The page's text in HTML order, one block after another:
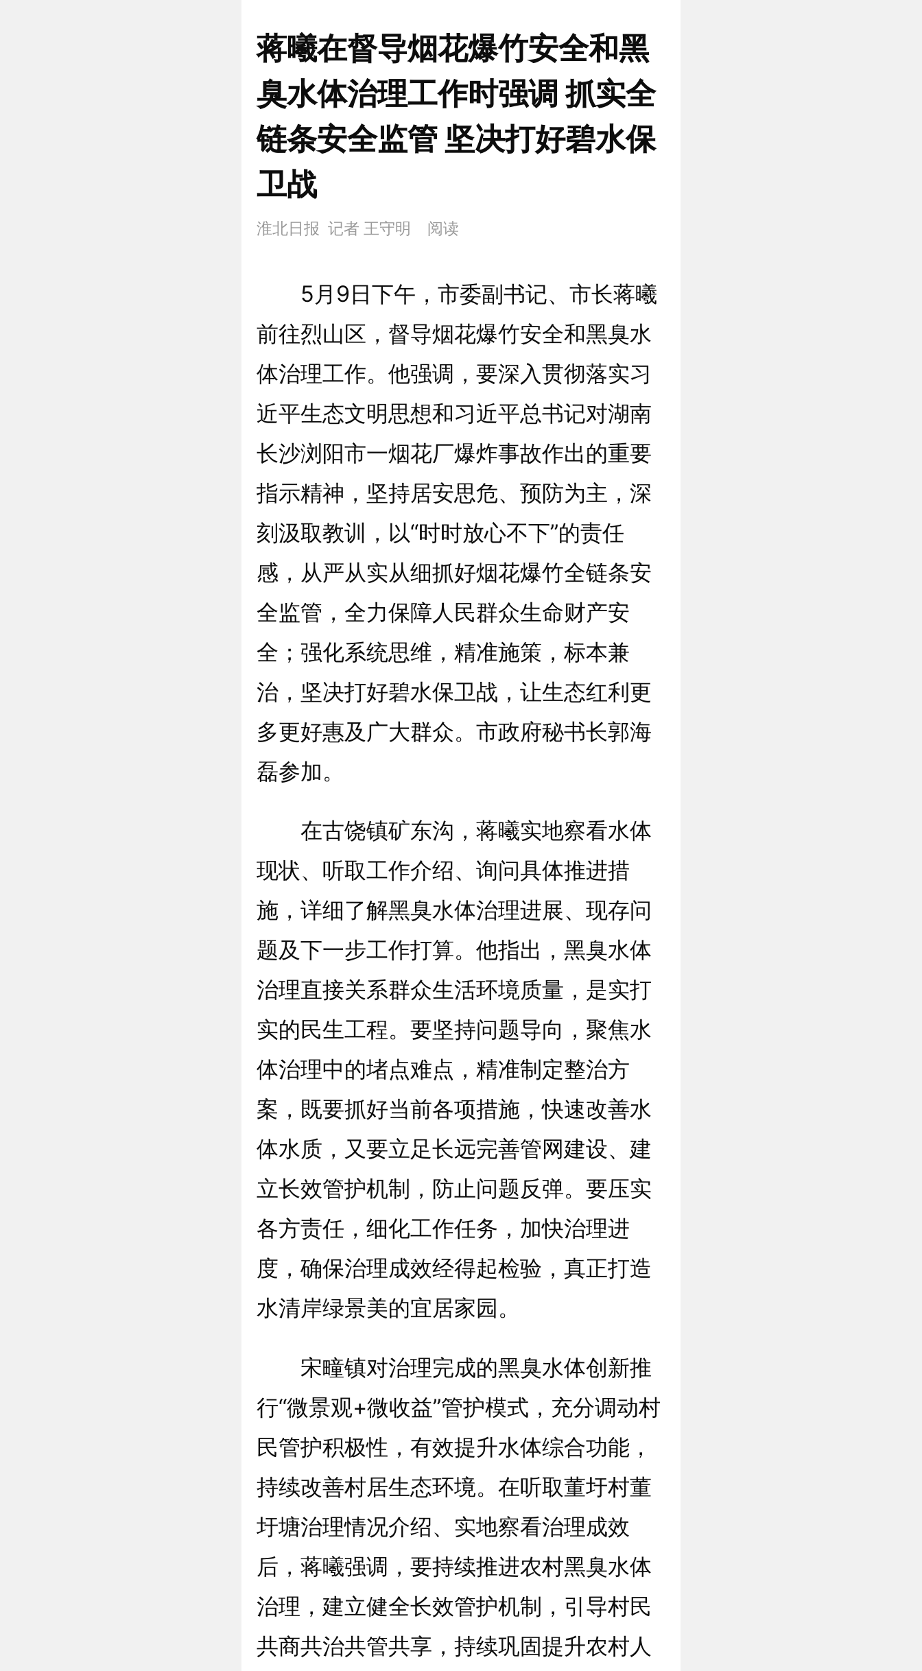
蒋曦在督导烟花爆竹安全和黑
臭水体治理工作时强调 抓实全
链条安全监管 坚决打好碧水保
卫战
淮北日报 记者 王守明 阅读
5月9日下午，市委副书记、市长蒋曦
前往烈山区，督导烟花爆竹安全和黑臭水
体治理工作。他强调，要深入贯彻落实习
近平生态文明思想和习近平总书记对湖南
长沙浏阳市一烟花厂爆炸事故作出的重要
指示精神，坚持居安思危、预防为主，深
刻汲取教训，以“时时放心不下”的责任
感，从严从实从细抓好烟花爆竹全链条安
全监管，全力保障人民群众生命财产安
全；强化系统思维，精准施策，标本兼
治，坚决打好碧水保卫战，让生态红利更
多更好惠及广大群众。市政府秘书长郭海
磊参加。
在古饶镇矿东沟，蒋曦实地察看水体
现状、听取工作介绍、询问具体推进措
施，详细了解黑臭水体治理进展、现存问
题及下一步工作打算。他指出，黑臭水体
治理直接关系群众生活环境质量，是实打
实的民生工程。要坚持问题导向，聚焦水
体治理中的堵点难点，精准制定整治方
案，既要抓好当前各项措施，快速改善水
体水质，又要立足长远完善管网建设、建
立长效管护机制，防止问题反弹。要压实
各方责任，细化工作任务，加快治理进
度，确保治理成效经得起检验，真正打造
水清岸绿景美的宜居家园。
宋疃镇对治理完成的黑臭水体创新推
行“微景观+微收益”管护模式，充分调动村
民管护积极性，有效提升水体综合功能，
持续改善村居生态环境。在听取董圩村董
圩塘治理情况介绍、实地察看治理成效
后，蒋曦强调，要持续推进农村黑臭水体
治理，建立健全长效管护机制，引导村民
共商共治共管共享，持续巩固提升农村人